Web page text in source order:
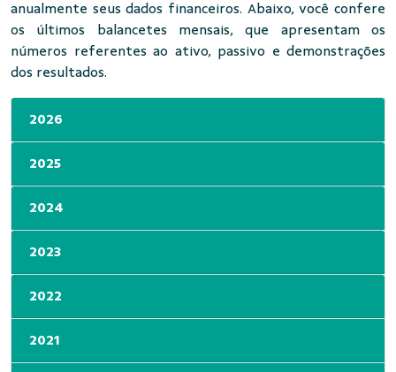
anualmente seus dados financeiros. Abaixo, você confere
os últimos balancetes mensais, que apresentam os
números referentes ao ativo, passivo e demonstrações
dos resultados.
2026
2025
2024
2023
2022
2021